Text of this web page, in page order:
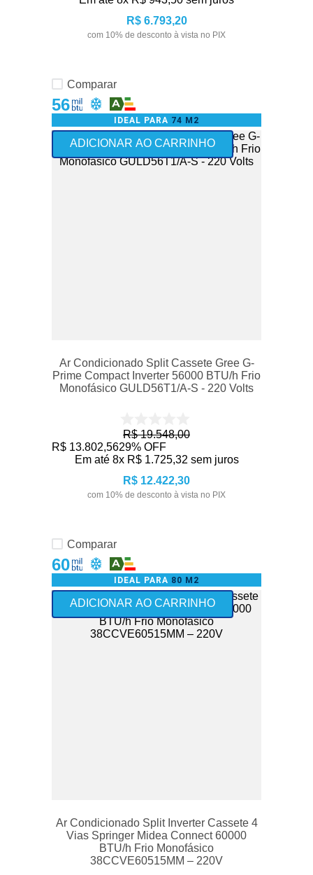
R$ 6.793,20
com 10% de desconto à vista no PIX
Comparar
56
IDEAL PARA 74 M2
ADICIONAR AO CARRINHO
Ar Condicionado Split Cassete Gree G-
Prime Compact Inverter 56000 BTU/h Frio
Monofásico GULD56T1/A-S - 220 Volts
R$ 19.548,00
R$ 13.802,5629% OFF
Em até 8x R$ 1.725,32 sem juros
R$ 12.422,30
com 10% de desconto à vista no PIX
Comparar
60
IDEAL PARA 80 M2
Frete Grátis - exceto Norte
ADICIONAR AO CARRINHO
Ar Condicionado Split Inverter Cassete 4
Vias Springer Midea Connect 60000
BTU/h Frio Monofásico
38CCVE60515MM – 220V